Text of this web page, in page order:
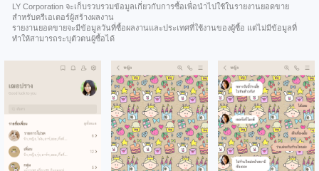
LY Corporation จะเก็บรวบรวมข้อมูลเกี่ยวกับการซื้อเพื่อนำไปใช้ในรายงานยอดขาย
สำหรับครีเอเตอร์ผู้สร้างผลงาน
รายงานยอดขายจะมีข้อมูลวันที่ซื้อผลงานและประเทศที่ใช้งานของผู้ซื้อ แต่ไม่มีข้อมูลที่
ทำให้สามารถระบุตัวตนผู้ซื้อได้